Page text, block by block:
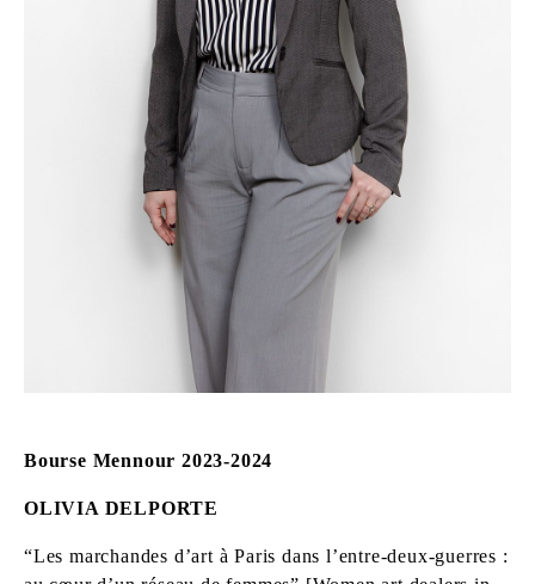
Bourse Mennour 2023-2024
OLIVIA DELPORTE
“Les marchandes d’art à Paris dans l’entre-deux-guerres :